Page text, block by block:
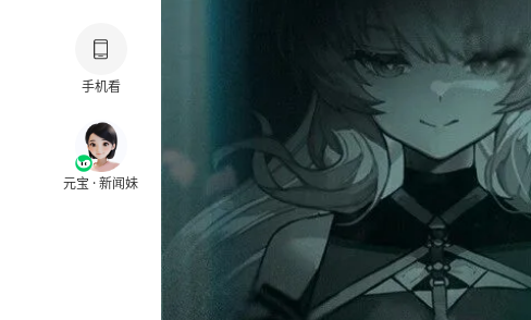
手机看
元宝 · 新闻妹